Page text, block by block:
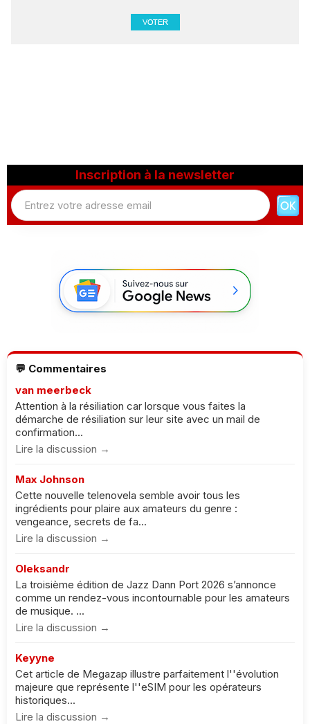
Inscription à la newsletter
💬 Commentaires
van meerbeck
Attention à la résiliation car lorsque vous faites la
démarche de résiliation sur leur site avec un mail de
confirmation...
Lire la discussion →
Max Johnson
Cette nouvelle telenovela semble avoir tous les
ingrédients pour plaire aux amateurs du genre :
vengeance, secrets de fa...
Lire la discussion →
Oleksandr
La troisième édition de Jazz Dann Port 2026 s’annonce
comme un rendez-vous incontournable pour les amateurs
de musique. ...
Lire la discussion →
Keyyne
Cet article de Megazap illustre parfaitement l''évolution
majeure que représente l''eSIM pour les opérateurs
historiques...
Lire la discussion →